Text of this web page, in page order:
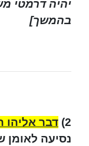
יהיה דרמטי
בהמשך]
2) דבר אליהו
נסיעה לאומן